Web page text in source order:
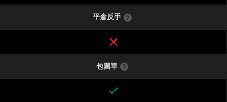
平倉反手
包圍單